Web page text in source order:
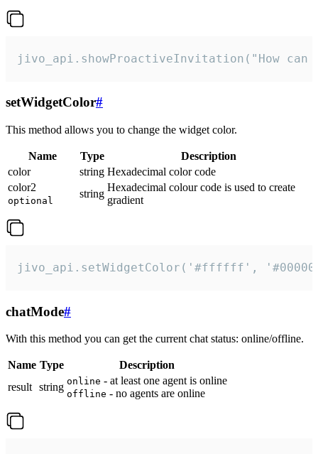
jivo_api.showProactiveInvitation("How
setWidgetColor#
This method allows you to change the widget color.
Name Type
Description
color
string Hexadecimal color code
color2
optional
string
Hexadecimal colour code is used to create
gradient
jivo_api.setWidgetColor('#ffffff',
chatMode#
With this method you can get the current chat status: online/offline.
Name Type
Description
result string online - at least one agent is online
offline - no agents are online